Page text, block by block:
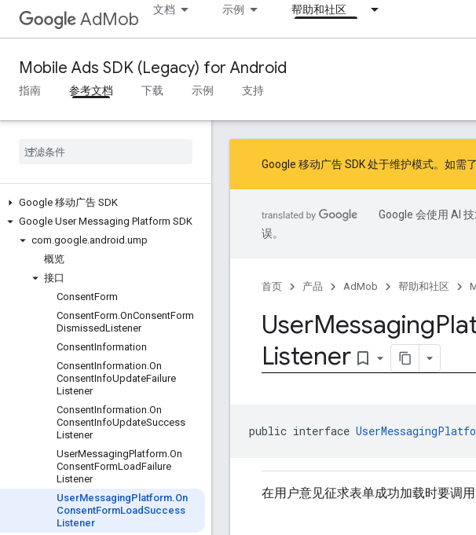
AdMob 文档 示例 帮助和社区
Mobile Ads SDK (Legacy) for Android
指南 参考文档 下载 示例 支持
Google 移动广告 SDK
Google User Messaging Platform SDK
com.google.android .ump
概览
接口
ConsentForm
ConsentForm.OnConsentForm
DismissedListener
ConsentInformation
ConsentInformation.On
ConsentInfoUpdateFailure
Listener
ConsentInformation.On
ConsentInfoUpdateSuccess
Listener
UserMessagingPlatform.On
ConsentFormLoadFailure
Listener
UserMessagingPlatform.On
ConsentFormLoadSuccess
Listener
Google 移动广告 SDK 处于维护模式。如需
Google 会使用 AI
误。
首页 产品 AdMob 帮助和社区
UserMessaging
Listener bookmark_border
public interface
在用户意见征求表单成功加载时要调用